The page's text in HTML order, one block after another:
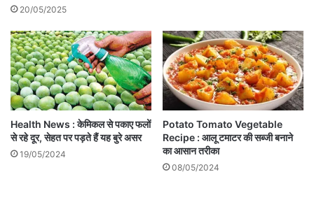
20/05/2025
Health News : केमिकल से पकाए फलों
से रहे दूर, सेहत पर पड़ते हैं यह बुरे असर
19/05/2024
Potato Tomato Vegetable
Recipe : आलू टमाटर की सब्जी बनाने
का आसान तरीका
08/05/2024